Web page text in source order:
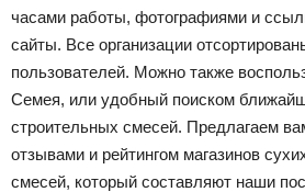
часами работы, фотографиями и
сайты. Все организации
пользователей. Можно также
Семея, или удобный поиском
строительных смесей. Предлагаем
отзывами и рейтингом магазинов
смесей, который составляют наши